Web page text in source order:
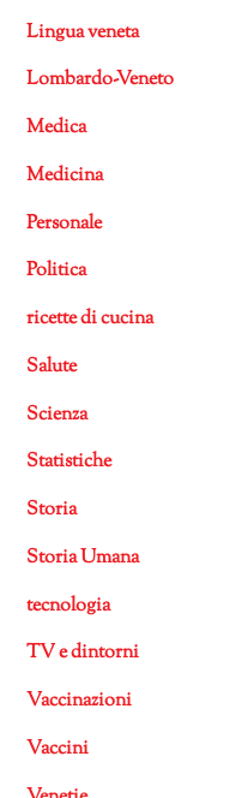
Lingua veneta
Lombardo-Veneto
Medica
Medicina
Personale
Politica
ricette di cucina
Salute
Scienza
Statistiche
Storia
Storia Umana
tecnologia
TV e dintorni
Vaccinazioni
Vaccini